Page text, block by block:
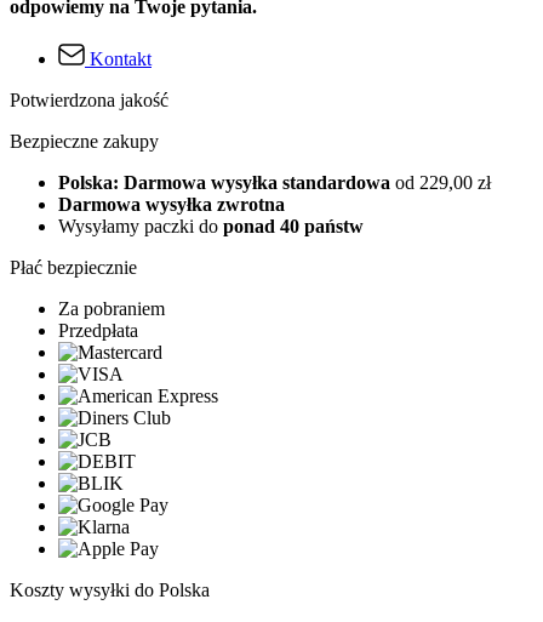
odpowiemy na Twoje pytania.
Kontakt
Potwierdzona jakość
Bezpieczne zakupy
Polska: Darmowa wysyłka standardowa od 229,00 zł
Darmowa wysyłka zwrotna
Wysyłamy paczki do ponad 40 państw
Płać bezpiecznie
Za pobraniem
Przedpłata
Koszty wysyłki do Polska